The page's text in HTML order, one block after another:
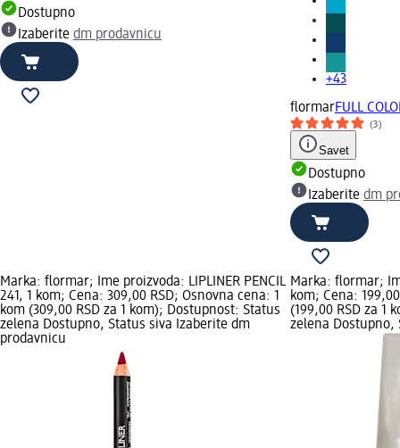
Dostupno
Izaberite dm prodavnicu
+43
flormarFULL
(3)
Savet
Dostupno
Izaberite dm
Marka: flormar; Ime proizvoda: LIPLINER PENCIL
241, 1 kom; Cena: 309,00 RSD; Osnovna cena: 1
kom (309,00 RSD za 1 kom); Dostupnost: Status
zelena Dostupno, Status siva Izaberite dm
prodavnicu
Marka: flormar;
kom; Cena:
(199,00 RSD za 1
zelena Dostupno,